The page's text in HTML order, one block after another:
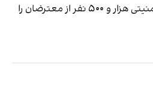
خبرگزاری رویترز، نیروهای امنیتی هزار و ۵۰۰ نفر از معترضان را